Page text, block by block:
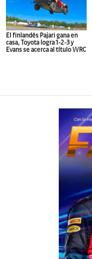
El finlandés Pajari gana en
casa, Toyota logra 1-2-3 y
Evans se acerca al título WRC